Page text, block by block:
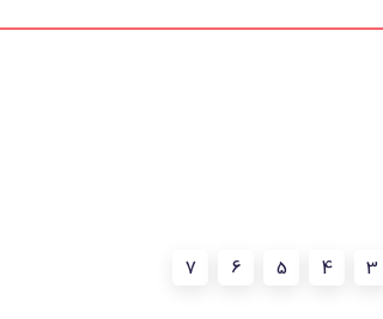
3
4
5
6
7